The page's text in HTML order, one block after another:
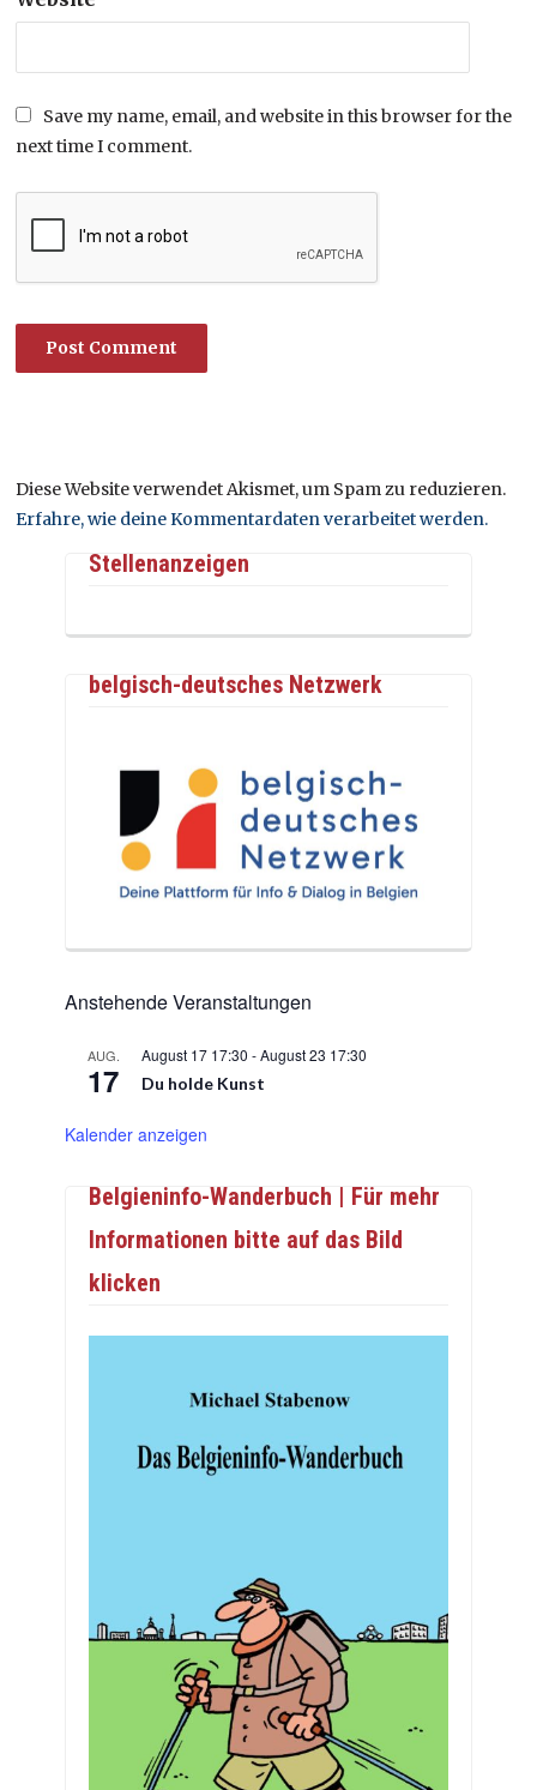
Save my name, email, and website in this browser for the
next time I comment.
Diese Website verwendet Akismet, um Spam zu reduzieren.
Erfahre, wie deine Kommentardaten verarbeitet werden.
Stellenanzeigen
belgisch-deutsches Netzwerk
Anstehende Veranstaltungen
AUG.
17
August 17 17:30 -August 23 17:30
Du holde Kunst
Kalender anzeigen
Belgieninfo-Wanderbuch | Für mehr
Informationen bitte auf das Bild
klicken